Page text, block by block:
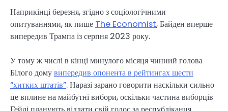
Наприкінці березня, згідно з соціологічними
опитуваннями, як пише The Economist, Байден вперше
випередив Трампа із серпня 2023 року.
У тому ж числі в кінці минулого місяця чинний голова
Білого домувипередив опонента в рейтингах шести
“хитких штатів”. Наразі зарано говорити наскільки сильно
це вплине на майбутні вибори, оскільки частина виборців